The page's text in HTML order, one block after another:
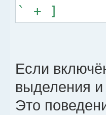
` + ]
Если
выделения и
Это